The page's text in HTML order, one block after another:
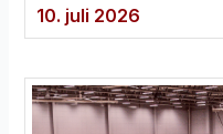
10. juli 2026